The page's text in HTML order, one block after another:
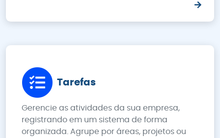
Tarefas
Gerencie as atividades da sua empresa,
registrando em um sistema de forma
organizada. Agrupe por áreas, projetos ou